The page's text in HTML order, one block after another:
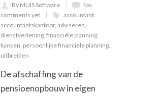
By MUIS Software
No
comments yet
accountant,
accountantskantoor, adviseren,
dienstverlening, financiële planning,
kansen, persoonlijke financiële planning,
uitbreiden
De afschaffing van de
pensioenopbouw in eigen